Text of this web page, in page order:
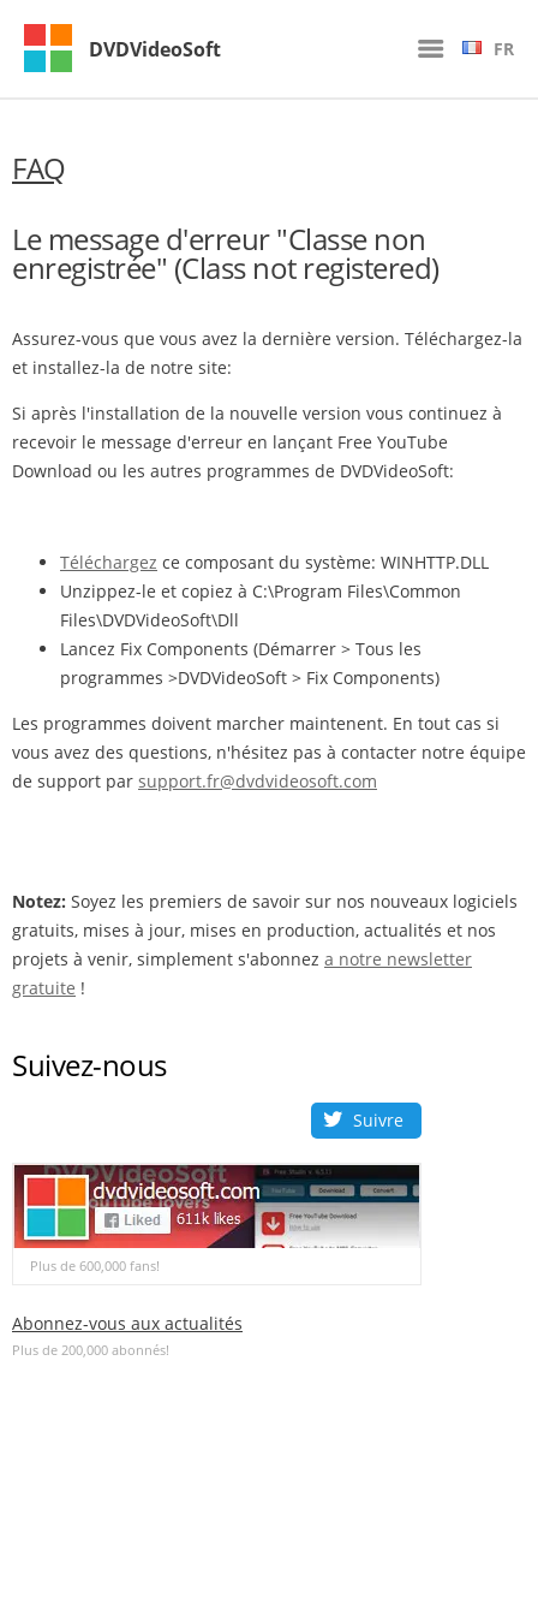
DVDVideoSoft FR
FAQ
Le message d'erreur "Classe non
enregistrée" (Class not registered)
Assurez-vous que vous avez la dernière version. Téléchargez-la
et installez-la de notre site:
Si après l'installation de la nouvelle version vous continuez à
recevoir le message d'erreur en lançant Free YouTube
Download ou les autres programmes de DVDVideoSoft:
Téléchargez ce composant du système: WINHTTP.DLL
Unzippez-le et copiez à C:\Program Files\Common
Files\DVDVideoSoft\Dll
Lancez Fix Components (Démarrer > Tous les
programmes >DVDVideoSoft > Fix Components)
Les programmes doivent marcher maintenent. En tout cas si
vous avez des questions, n'hésitez pas à contacter notre équipe
de support par support.fr@dvdvideosoft.com
Notez: Soyez les premiers de savoir sur nos nouveaux logiciels
gratuits, mises à jour, mises en production, actualités et nos
projets à venir, simplement s'abonnez a notre newsletter
gratuite !
Suivez-nous
Suivre
Plus de 600,000 fans!
Abonnez-vous aux actualités
Plus de 200,000 abonnés!